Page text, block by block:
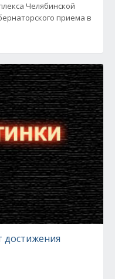
Челябинской
приема в
достижения